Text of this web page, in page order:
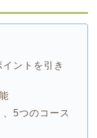
ントを引き
5つのコース